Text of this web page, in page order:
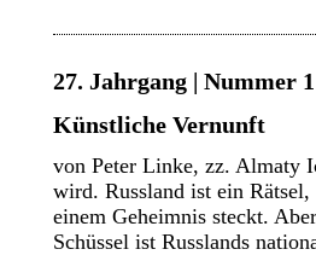
27. Jahrgang | Nummer
Künstliche Vernunft
von Peter Linke, zz. Almaty
wird. Russland ist ein
einem Geheimnis steckt.
Schüssel ist Russlands